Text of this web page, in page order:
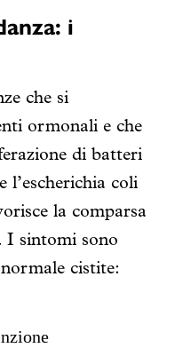
i
che si
ormonali e che
di batteri
l’escherichia coli
la comparsa
I sintomi sono
cistite: